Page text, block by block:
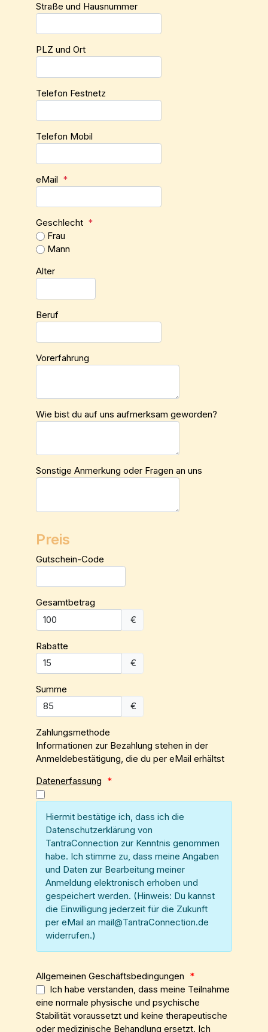
Straße und Hausnummer
PLZ und Ort
Telefon Festnetz
Telefon Mobil
eMail *
Geschlecht *
Frau
Mann
Alter
Beruf
Vorerfahrung
Wie bist du auf uns aufmerksam geworden?
Sonstige Anmerkung oder Fragen an uns
Preis
Gutschein-Code
Gesamtbetrag
€
Rabatte
€
Summe
€
Zahlungsmethode
Informationen zur Bezahlung stehen in der
Anmeldebestätigung, die du per eMail erhältst
Datenerfassung *
Hiermit bestätige ich, dass ich die
Datenschutzerklärung von
TantraConnection zur Kenntnis genommen
habe. Ich stimme zu, dass meine Angaben
und Daten zur Bearbeitung meiner
Anmeldung elektronisch erhoben und
gespeichert werden. (Hinweis: Du kannst
die Einwilligung jederzeit für die Zukunft
per eMail an mail@TantraConnection.de
widerrufen.)
Allgemeinen Geschäftsbedingungen *
Ich habe verstanden, dass meine Teilnahme
eine normale physische und psychische
Stabilität voraussetzt und keine therapeutische
oder medizinische Behandlung ersetzt. Ich